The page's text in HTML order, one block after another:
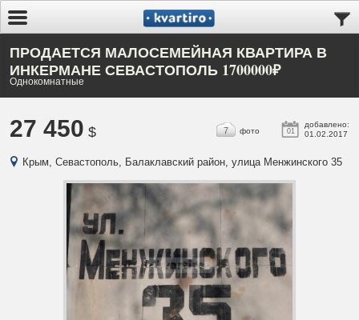
ПРОДАЕТСЯ МАЛОСЕМЕЙНАЯ КВАРТИРА В
ИНКЕРМАНЕ СЕВАСТОПОЛЬ 1700000₽
Однокомнатные
27 450 $ 01
добавлено:
01.02.2017
7 фото
Крым, Севастополь, Балаклавский район, улица Менжинского 35